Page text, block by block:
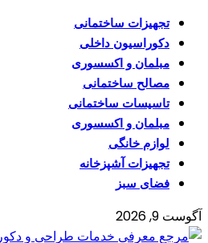
تجهیزات ساختمانی
دکوراسیون داخلی
مبلمان و اکسسوری
مصالح ساختمانی
تاسیسات ساختمانی
مبلمان و اکسسوری
لوازم خانگی
تجهیزات آشپزخانه
فضای سبز
آگوست 9, 2026